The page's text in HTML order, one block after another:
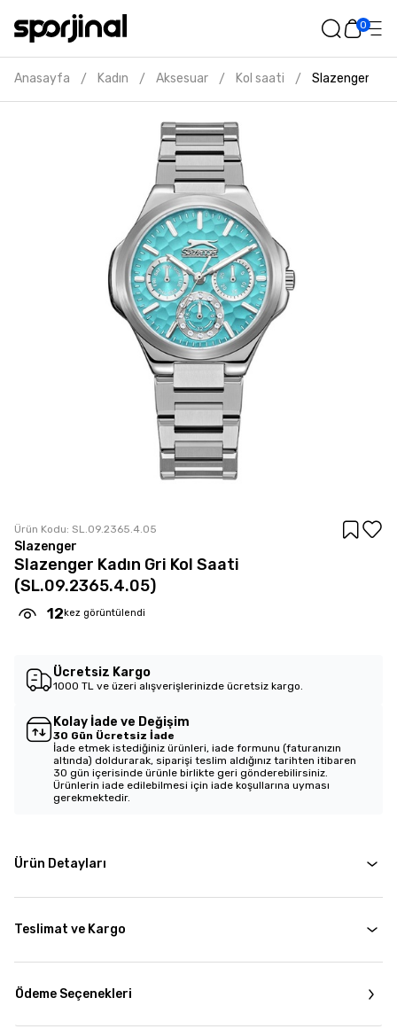
0
Anasayfa / Kadın / Aksesuar / Kol saati / Slazenger
Ürün Kodu: SL.09.2365.4.05
Slazenger
Slazenger Kadın Gri Kol Saati
(SL.09.2365.4.05)
12 kez görüntülendi
Ücretsiz Kargo
1000 TL ve üzeri alışverişlerinizde ücretsiz kargo.
Kolay İade ve Değişim
30 Gün Ücretsiz İade
İade etmek istediğiniz ürünleri, iade formunu (faturanızın
altında) doldurarak, siparişi teslim aldığınız tarihten itibaren
30 gün içerisinde ürünle birlikte geri gönderebilirsiniz.
Ürünlerin iade edilebilmesi için iade koşullarına uyması
gerekmektedir.
Ürün Detayları
Teslimat ve Kargo
Ödeme Seçenekleri